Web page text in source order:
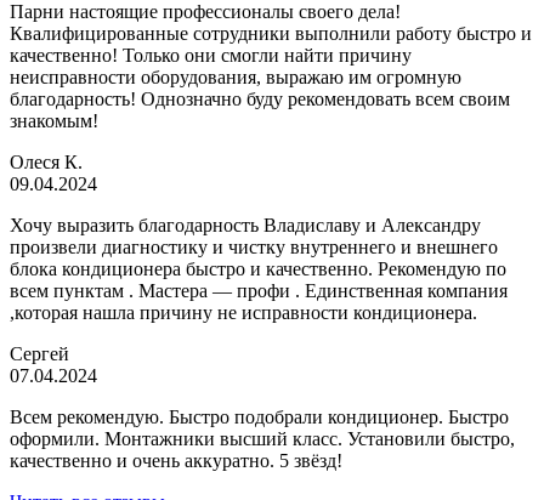
Парни настоящие профессионалы своего дела!
Квалифицированные сотрудники выполнили работу быстро и
качественно! Только они смогли найти причину
неисправности оборудования, выражаю им огромную
благодарность! Однозначно буду рекомендовать всем своим
знакомым!
Олеся К.
09.04.2024
Хочу выразить благодарность Владиславу и Александру
произвели диагностику и чистку внутреннего и внешнего
блока кондиционера быстро и качественно. Рекомендую по
всем пунктам . Мастера — профи . Единственная компания
,которая нашла причину не исправности кондиционера.
Сергей
07.04.2024
Всем рекомендую. Быстро подобрали кондиционер. Быстро
оформили. Монтажники высший класс. Установили быстро,
качественно и очень аккуратно. 5 звёзд!